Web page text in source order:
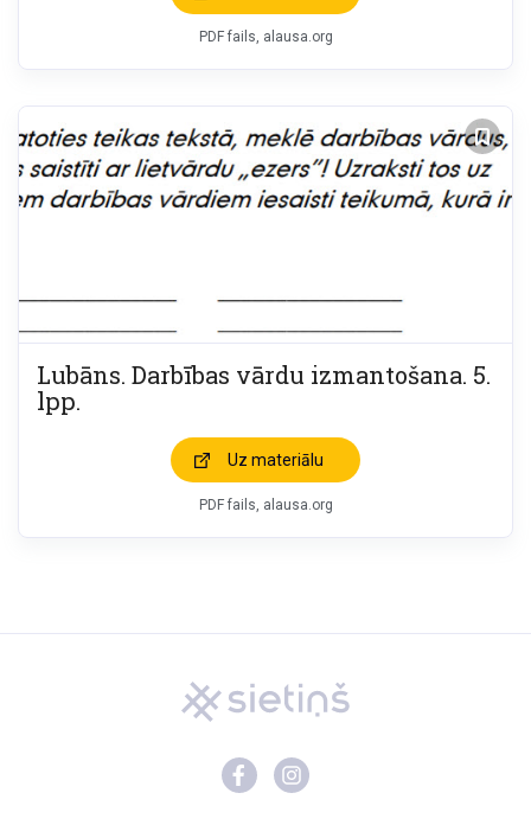
PDF fails, alausa.org
Lubāns. Darbības vārdu izmantošana. 5.
lpp.
Uz materiālu
PDF fails, alausa.org